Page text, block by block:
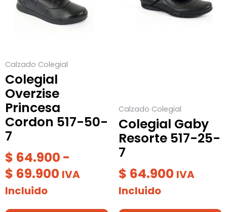
Calzado Colegial
Colegial
Overzise
Princesa
Cordon 517-50-
7
$ 64.900 -
$ 69.900
desde
$ 64.900
IVA
Incluido
variantes.
pueden
elegir
en
la
página
de
producto
Calzado Colegial
Colegial Gaby
Resorte 517-25-
7
$ 64.900 IVA
Incluido
variantes.
la
página
de
producto